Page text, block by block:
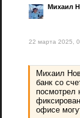
Михаил
22 марта 2025,
Михаил
банк со
посмотрел
офисе